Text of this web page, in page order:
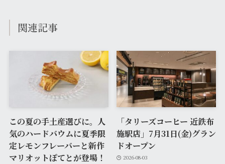
関連記事
この夏の手土産選びに。人
気のハードバウムに夏季限
定レモンフレーバーと新作
マリオットぽてとが登場！
「タリーズコーヒー 近鉄布
施駅店」7月31日(金)グラン
ドオープン
2026-08-03